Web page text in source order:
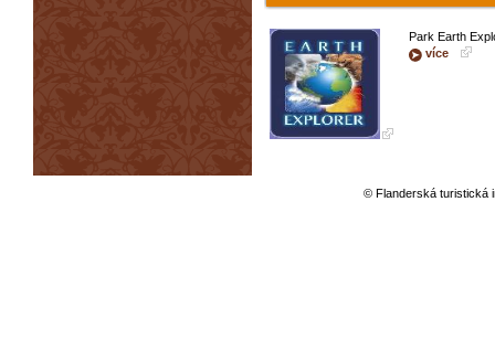
Park Earth
více
© Flanderská turistická